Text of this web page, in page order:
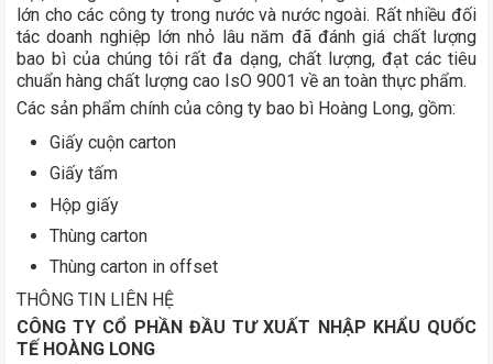
lớn cho các công ty trong nước và nước ngoài. Rất nhiều đối
tác doanh nghiệp lớn nhỏ lâu năm đã đánh giá chất lượng
bao bì của chúng tôi rất đa dạng, chất lượng, đạt các tiêu
chuẩn hàng chất lượng cao IsO 9001 về an toàn thực phẩm.
Các sản phẩm chính của công ty bao bì Hoàng Long, gồm:
Giấy cuộn carton
Giấy tấm
Hộp giấy
Thùng carton
Thùng carton in offset
THÔNG TIN LIÊN HỆ
CÔNG TY CỔ PHẦN ĐẦU TƯ XUẤT NHẬP KHẨU QUỐC
TẾ HOÀNG LONG